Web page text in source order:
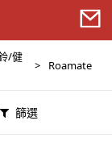
/健
> Roamate
篩選